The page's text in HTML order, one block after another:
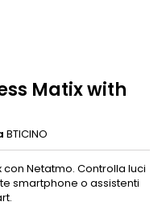
Matix with
BTICINO
Netatmo. Controlla luci
smartphone o assistenti